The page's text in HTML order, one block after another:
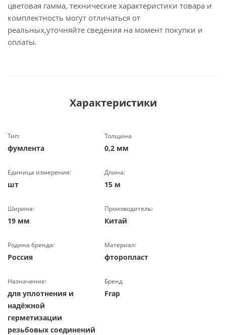
цветовая гамма, технические характеристики товара и
комплектность могут отличаться от
реальных,уточняйте сведения на момент покупки и
оплаты.
Характеристики
Тип:
фумлента
Толщина
0,2 мм
Единица измерения:
шт
Длина:
15 м
Ширина:
19 мм
Производитель:
Китай
Родина бренда:
Россия
Материал:
фторопласт
Назначение:
для уплотнения и
надёжной
герметизации
резьбовых соединений
Бренд
Frap